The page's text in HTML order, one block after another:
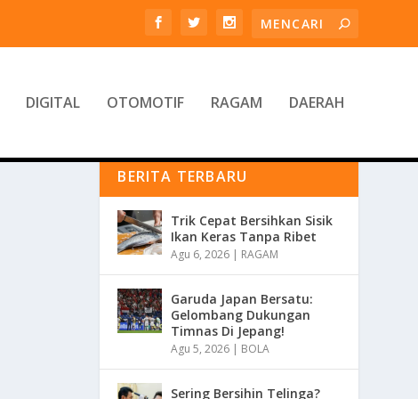
DIGITAL OTOMOTIF RAGAM DAERAH
BERITA TERBARU
Trik Cepat Bersihkan Sisik
Ikan Keras Tanpa Ribet
Agu 6, 2026 | RAGAM
Garuda Japan Bersatu:
Gelombang Dukungan
Timnas Di Jepang!
Agu 5, 2026 | BOLA
Sering Bersihin Telinga?